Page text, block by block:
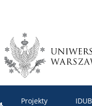
Projekty
IDUB